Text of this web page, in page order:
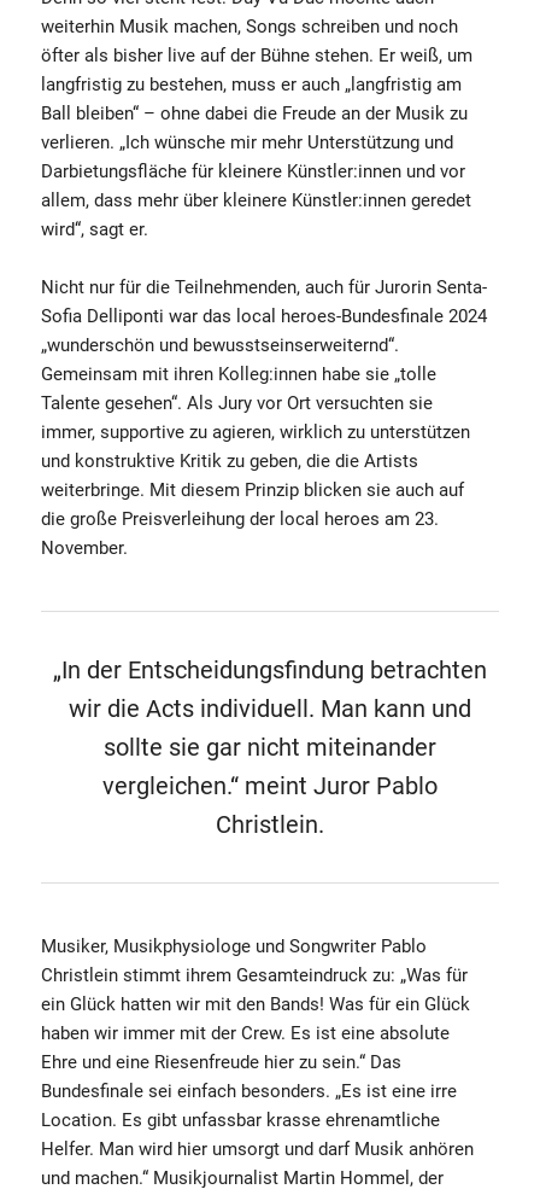
weiterhin Musik machen, Songs schreiben und noch
öfter als bisher live auf der Bühne stehen. Er weiß, um
langfristig zu bestehen, muss er auch „langfristig am
Ball bleiben“ – ohne dabei die Freude an der Musik zu
verlieren. „Ich wünsche mir mehr Unterstützung und
Darbietungsfläche für kleinere Künstler:innen und vor
allem, dass mehr über kleinere Künstler:innen geredet
wird“, sagt er.
Nicht nur für die Teilnehmenden, auch für Jurorin Senta-
Sofia Delliponti war das local heroes-Bundesfinale 2024
„wunderschön und bewusstseinserweiternd“.
Gemeinsam mit ihren Kolleg:innen habe sie „tolle
Talente gesehen“. Als Jury vor Ort versuchten sie
immer, supportive zu agieren, wirklich zu unterstützen
und konstruktive Kritik zu geben, die die Artists
weiterbringe. Mit diesem Prinzip blicken sie auch auf
die große Preisverleihung der local heroes am 23.
November.
„In der Entscheidungsfindung betrachten
wir die Acts individuell. Man kann und
sollte sie gar nicht miteinander
vergleichen.“ meint Juror Pablo
Christlein.
Musiker, Musikphysiologe und Songwriter Pablo
Christlein stimmt ihrem Gesamteindruck zu: „Was für
ein Glück hatten wir mit den Bands! Was für ein Glück
haben wir immer mit der Crew. Es ist eine absolute
Ehre und eine Riesenfreude hier zu sein.“ Das
Bundesfinale sei einfach besonders. „Es ist eine irre
Location. Es gibt unfassbar krasse ehrenamtliche
Helfer. Man wird hier umsorgt und darf Musik anhören
und machen.“ Musikjournalist Martin Hommel, der